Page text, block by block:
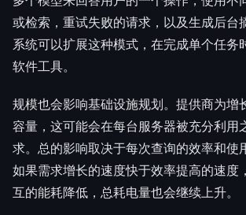
或检索，重试失败的请求，以及生成后台
系统可以扩展这种模式，在完成单个任务
软件工具。
规模也会影响基础设施规划。提供商为增
容量，这可能会在每台服务器被充分利用
求。总的影响取决于每次查询的效率和使
如果需求增长的速度快于效率提高的速度
互的能耗降低，总耗电量也会继续上升。